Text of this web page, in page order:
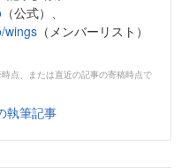
（公式）、
wings （メンバーリスト）
点、または直近の記事の寄稿時点で
執筆記事